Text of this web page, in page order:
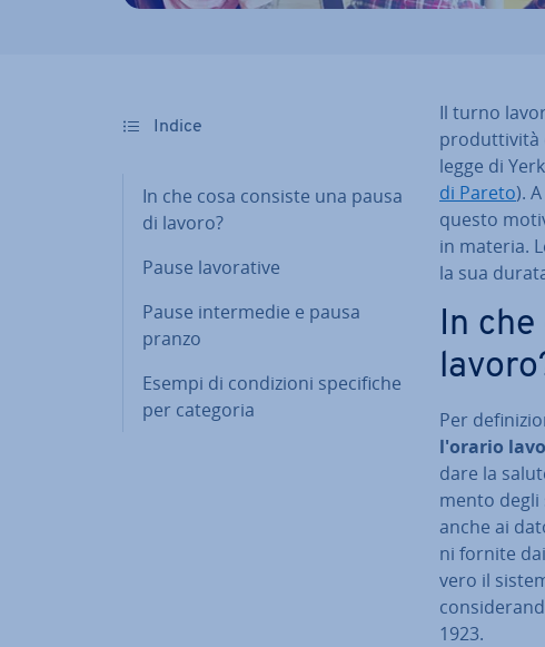
Indice
In che cosa consiste una pausa
di lavoro?
Pause la­vo­ra­ti­ve
Pause in­ter­me­die e pausa
pranzo
Esempi di con­di­zio­ni spe­ci­fi­che
per categoria
Il turno
pro­dut­ti­vi­tà
legge di
di Pareto).
questo
in materia.
la sua
In
Per
l'o­ra­rio
da­re la
men­to
anche ai
ni fornite
vero il
1923.